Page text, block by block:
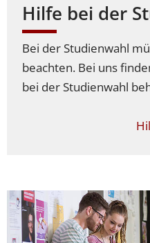
Hilfe bei der
Bei der Studienwahl
beachten. Bei uns
bei der Studienwahl